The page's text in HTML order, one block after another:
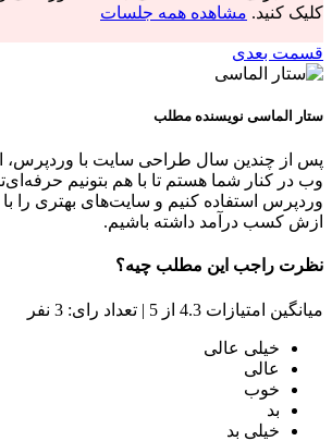
کلیک کنید. مشاهده همه جلسات
قسمت بعدی
ستار الماسی نویسنده مطلب
پس از چندین سال طراحی سایت با وردپرس،
وب در کنار شما هستم تا با هم بتونیم
وردپرس استفاده کنیم و سایت‌های بهتری را
ازش کسب درآمد داشته باشیم.
نظرت راجب این مطلب چیه؟
میانگین امتیازات 4.3 از 5 | تعداد رای: 3 نفر
خیلی عالی
عالی
خوب
بد
خیلی بد